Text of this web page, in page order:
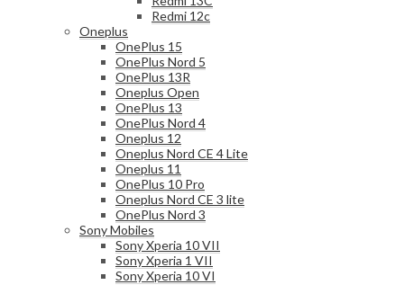
Redmi 12c
Oneplus
OnePlus 15
OnePlus Nord 5
OnePlus 13R
Oneplus Open
OnePlus 13
OnePlus Nord 4
Oneplus 12
Oneplus Nord CE 4 Lite
Oneplus 11
OnePlus 10 Pro
Oneplus Nord CE 3 lite
OnePlus Nord 3
Sony Mobiles
Sony Xperia 10 VII
Sony Xperia 1 VII
Sony Xperia 10 VI